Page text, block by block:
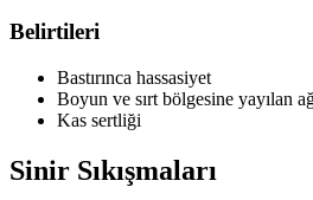
Belirtileri
Bastırınca hassasiyet
Boyun ve sırt bölgesine yayılan
Kas sertliği
Sinir Sıkışmaları